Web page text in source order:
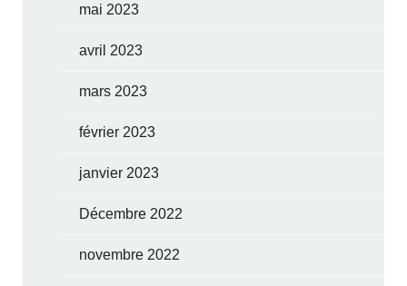
mai 2023
avril 2023
mars 2023
février 2023
janvier 2023
Décembre 2022
novembre 2022